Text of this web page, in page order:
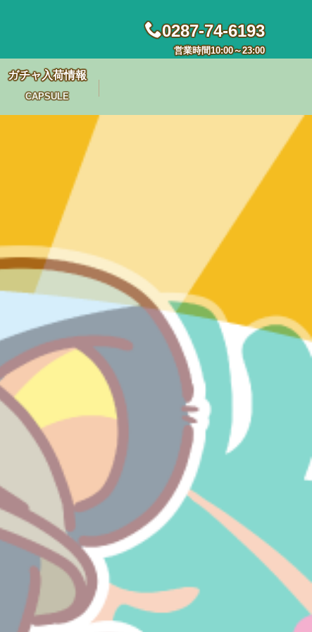
0287-74-6193
営業時間10:00～23:00
ガチャ入荷情報
CAPSULE